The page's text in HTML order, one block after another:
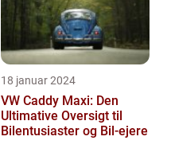
18 januar 2024
VW Caddy Maxi: Den
Ultimative Oversigt til
Bilentusiaster og Bil-ejere